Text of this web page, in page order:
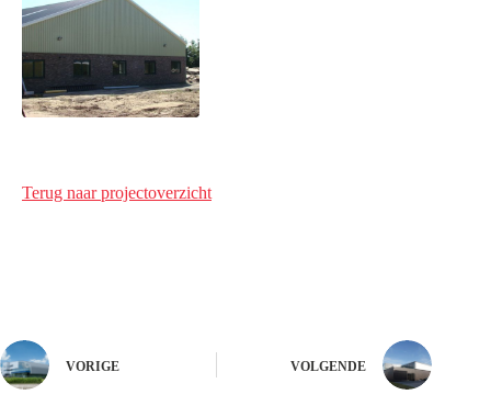
Terug naar projectoverzicht
VORIGE VOLGENDE